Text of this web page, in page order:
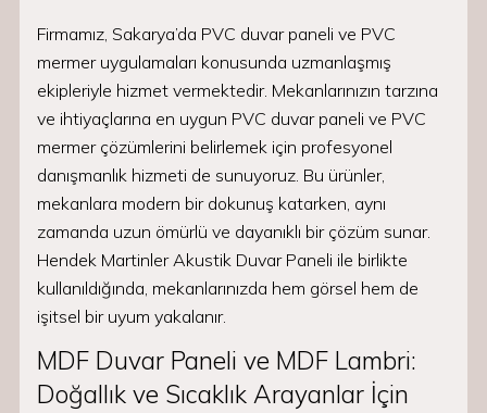
Firmamız, Sakarya’da PVC duvar paneli ve PVC
mermer uygulamaları konusunda uzmanlaşmış
ekipleriyle hizmet vermektedir. Mekanlarınızın tarzına
ve ihtiyaçlarına en uygun PVC duvar paneli ve PVC
mermer çözümlerini belirlemek için profesyonel
danışmanlık hizmeti de sunuyoruz. Bu ürünler,
mekanlara modern bir dokunuş katarken, aynı
zamanda uzun ömürlü ve dayanıklı bir çözüm sunar.
Hendek Martinler Akustik Duvar Paneli ile birlikte
kullanıldığında, mekanlarınızda hem görsel hem de
işitsel bir uyum yakalanır.
MDF Duvar Paneli ve MDF Lambri:
Doğallık ve Sıcaklık Arayanlar İçin